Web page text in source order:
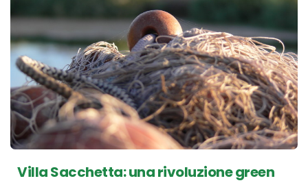
Villa Sacchetta: una rivoluzione green